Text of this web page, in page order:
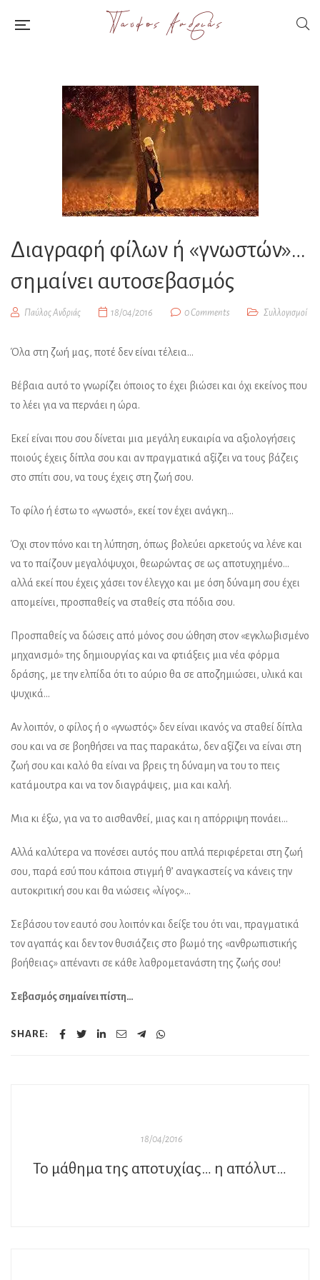
Διαγραφή φίλων ή «γνωστών»…
σημαίνει αυτοσεβασμός
Παύλος Ανδριάς 18/04/2016 0 Comments Συλλογισμοί
Όλα στη ζωή μας, ποτέ δεν είναι τέλεια…
Βέβαια αυτό το γνωρίζει όποιος το έχει βιώσει και όχι εκείνος που
το λέει για να περνάει η ώρα.
Εκεί είναι που σου δίνεται μια μεγάλη ευκαιρία να αξιολογήσεις
ποιούς έχεις δίπλα σου και αν πραγματικά αξίζει να τους βάζεις
στο σπίτι σου, να τους έχεις στη ζωή σου.
Το φίλο ή έστω το «γνωστό», εκεί τον έχει ανάγκη…
Όχι στον πόνο και τη λύπηση, όπως βολεύει αρκετούς να λένε και
να το παίζουν μεγαλόψυχοι, θεωρώντας σε ως αποτυχημένο…
αλλά εκεί που έχεις χάσει τον έλεγχο και με όση δύναμη σου έχει
απομείνει, προσπαθείς να σταθείς στα πόδια σου.
Προσπαθείς να δώσεις από μόνος σου ώθηση στον «εγκλωβισμένο
μηχανισμό» της δημιουργίας και να φτιάξεις μια νέα φόρμα
δράσης, με την ελπίδα ότι το αύριο θα σε αποζημιώσει, υλικά και
ψυχικά…
Αν λοιπόν, ο φίλος ή ο «γνωστός» δεν είναι ικανός να σταθεί δίπλα
σου και να σε βοηθήσει να πας παρακάτω, δεν αξίζει να είναι στη
ζωή σου και καλό θα είναι να βρεις τη δύναμη να του το πεις
κατάμουτρα και να τον διαγράψεις, μια και καλή.
Μια κι έξω, για να το αισθανθεί, μιας και η απόρριψη πονάει…
Αλλά καλύτερα να πονέσει αυτός που απλά περιφέρεται στη ζωή
σου, παρά εσύ που κάποια στιγμή θ’ αναγκαστείς να κάνεις την
αυτοκριτική σου και θα νιώσεις «λίγος»…
Σεβάσου τον εαυτό σου λοιπόν και δείξε του ότι ναι, πραγματικά
τον αγαπάς και δεν τον θυσιάζεις στο βωμό της «ανθρωπιστικής
βοήθειας» απέναντι σε κάθε λαθρομετανάστη της ζωής σου!
Σεβασμός σημαίνει πίστη…
SHARE:
18/04/2016
Το μάθημα της αποτυχίας… η απόλυτη νίκη!!!